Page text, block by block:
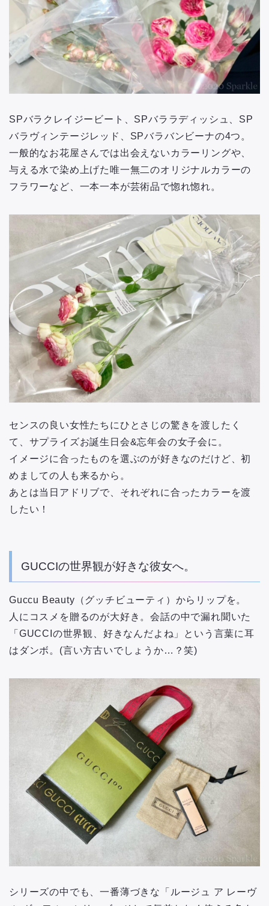
SPバラクレイジービート、SPバララディッシュ、SP
バラヴィンテージレッド、SPバラバンビーナの4つ。
一般的なお花屋さんでは出会えないカラーリングや、
与える水で染め上げた唯一無二のオリジナルカラーの
フラワーなど、一本一本が芸術品で惚れ惚れ。
センスの良い女性たちにひとさじの驚きを渡したく
て、サプライズお誕生日会&忘年会の女子会に。
イメージに合ったものを選ぶのが好きなのだけど、初
めましての人も来るから。
あとは当日アドリブで、それぞれに合ったカラーを渡
したい！
GUCCIの世界観が好きな彼女へ。
Guccu Beauty（グッチビューティ）からリップを。
人にコスメを贈るのが大好き。会話の中で漏れ聞いた
「GUCCIの世界観、好きなんだよね」という言葉に耳
はダンボ。(言い方古いでしょうか…？笑)
シリーズの中でも、一番薄づきな「ルージュ ア レーヴ